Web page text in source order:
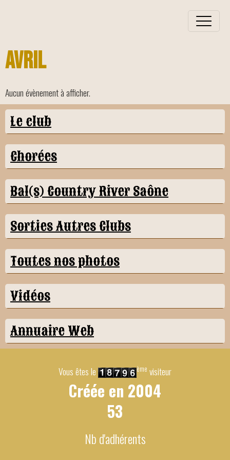
Avril
Aucun évènement à afficher.
Le club
Chorées
Bal(s) Country River Saône
Sorties Autres Clubs
Toutes nos photos
Vidéos
Annuaire Web
Vous êtes le ème visiteur
Créée en 2004
53
Nb d'adhérents